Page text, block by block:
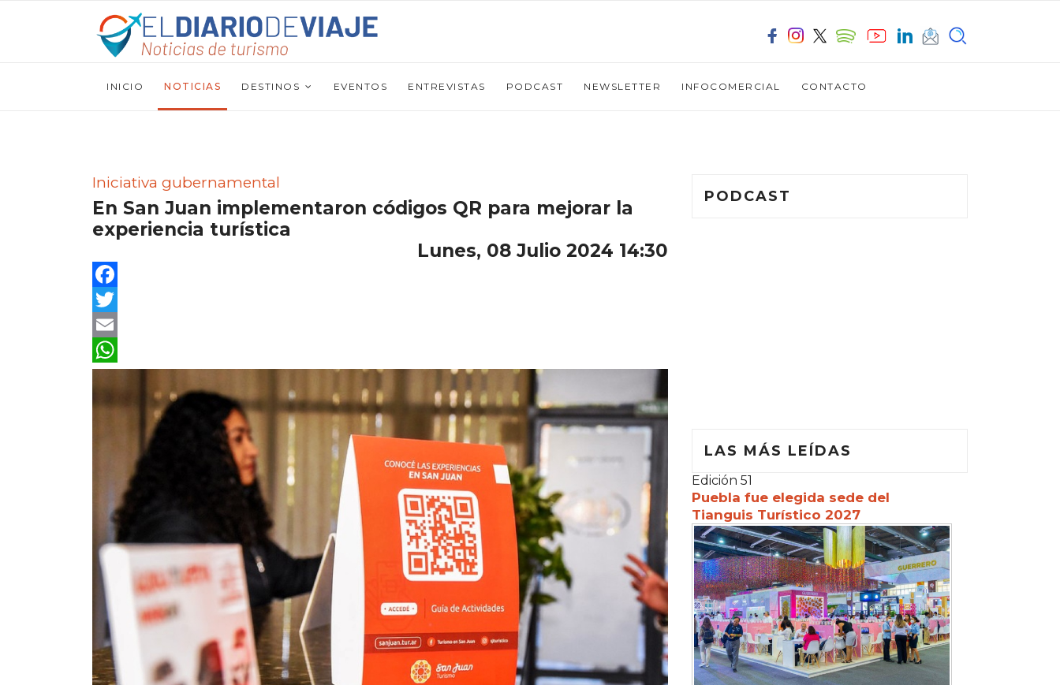
INICIO NOTICIAS DESTINOS EVENTOS ENTREVISTAS PODCAST NEWSLETTER INFOCOMERCIAL CONTACTO
Iniciativa gubernamental
En San Juan implementaron códigos QR para mejorar la
experiencia turística
Lunes, 08 Julio 2024 14:30
Facebook
Twitter
Email
WhatsApp
PODCAST
LAS MÁS LEÍDAS
Edición 51
Puebla fue elegida sede del
Tianguis Turístico 2027